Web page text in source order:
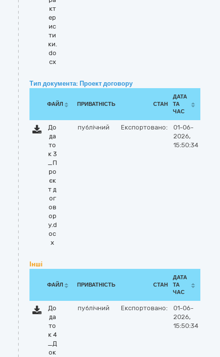
кт
ер
ис
ти
ки.
do
cx
Тип документа: Проект договору
ФАЙЛ ПРИВАТНІСТЬ СТАН
ДАТА
ТА
ЧАС
До
да
то
к 3
_П
ро
єк
т д
ог
ов
ор
у.d
oc
x
публічний Експортовано:
01-06-
2026,
15:50:34
Інші
ФАЙЛ ПРИВАТНІСТЬ СТАН
ДАТА
ТА
ЧАС
До
да
то
к 4
_Д
ок
публічний Експортовано:
01-06-
2026,
15:50:34